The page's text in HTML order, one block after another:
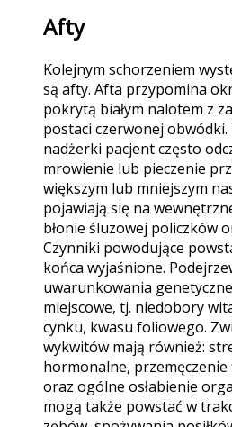
Afty
Kolejnym schorzeniem
są afty. Afta przypomina
pokrytą białym nalotem z
postaci czerwonej
nadżerki pacjent często
mrowienie lub pieczenie
większym lub mniejszym
pojawiają się na
błonie śluzowej policzków
Czynniki powodujące
końca wyjaśnione.
uwarunkowania
miejscowe, tj. niedobory
cynku, kwasu foliowego.
wykwitów mają również:
hormonalne, przemęczenie
oraz ogólne osłabienie
mogą także powstać w